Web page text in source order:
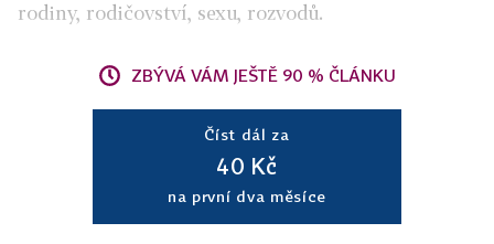
rodiny, rodičovství, sexu, rozvodů.
ZBÝVÁ VÁM JEŠTĚ 90 % ČLÁNKU
Číst dál za
40 Kč
na první dva měsíce